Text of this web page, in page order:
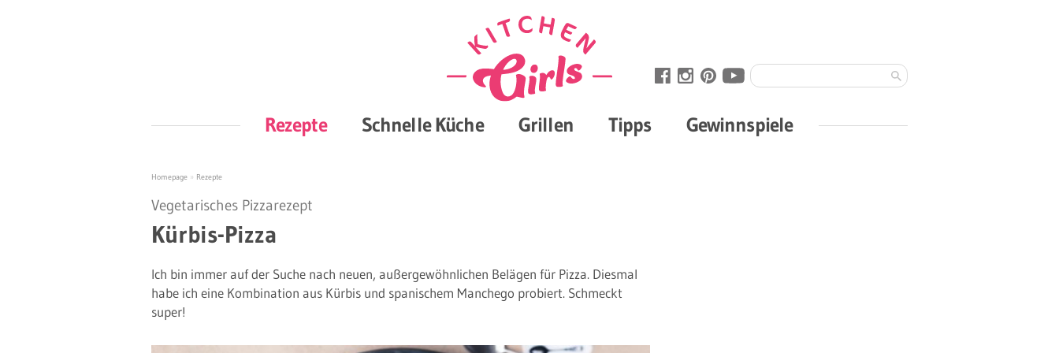
Rezepte Schnelle Küche Grillen Tipps Gewinnspiele
Homepage » Rezepte
Vegetarisches Pizzarezept
Kürbis-Pizza
Ich bin immer auf der Suche nach neuen, außergewöhnlichen Belägen für Pizza. Diesmal
habe ich eine Kombination aus Kürbis und spanischem Manchego probiert. Schmeckt
super!